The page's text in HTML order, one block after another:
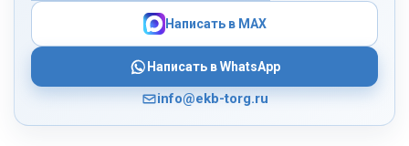
Картриджные дозаторы используют сменные кассеты с
мылом или антисептиком, которые устанавливаются
внутрь корпуса. Это удобно и гигиенично: смена
картриджа занимает минимум времени, а сам контейнер
герметичен. Такие модели особенно популярны в
медицинских учреждениях и местах с высокими
санитарными требованиями.
Написать в MAX
Написать в WhatsApp
info@ekb-torg.ru